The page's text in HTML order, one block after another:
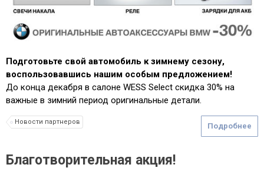
Подготовьте свой автомобиль к зимнему сезону,
воспользовавшись нашим особым предложением!
До конца декабря в салоне WESS Select скидка 30% на
важные в зимний период оригинальные детали.
Подробнее
Новости партнеров
Благотворительная акция!